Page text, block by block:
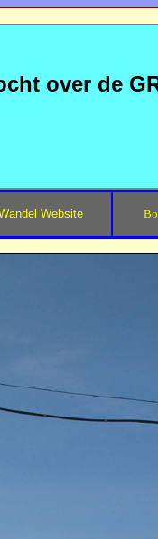
over de
Website